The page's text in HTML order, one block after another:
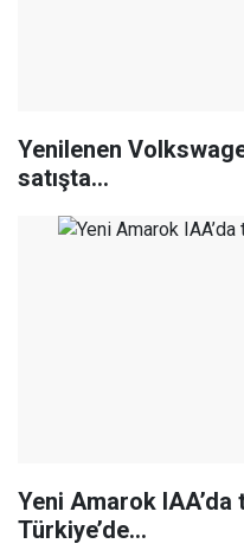
Yenilenen
satışta…
Yeni Amarok IAA’da
Türkiye’de…